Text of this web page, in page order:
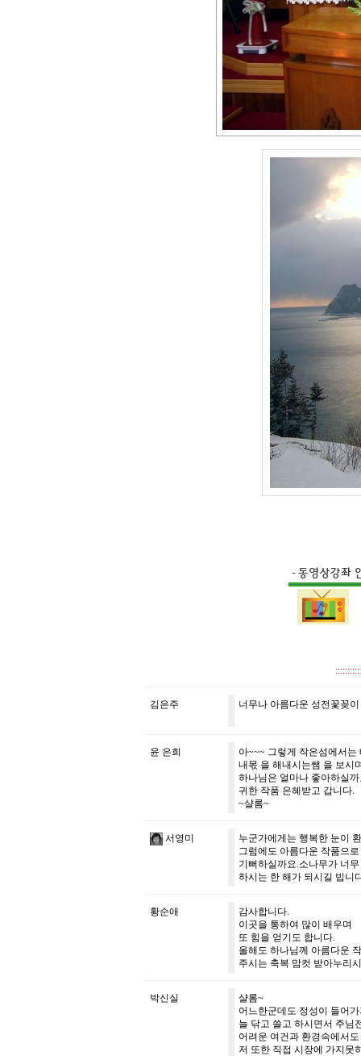
김은주 너무나 아름다운 성전꽃꽂
윤 은희
아~~~ 그렇게 작은섬에서
내몫 을 해내시는쌤 을 보시
하나님은 얼마나 좋아하실까
귀한 작품 은혜받고 갑니다.
~샬롬~
서영미
누군가에게는 행복한 눈이
그럼에도 아름다운 작품으
기뻐하실까요.소나무가 너
하시는 한 해가 되시길 빕니
황순애
감사합니다.
이곳을 통하여 많이 배우며
또 힘을 얻기도 합니다.
올해도 하나님께 아름다운
주시는 축복 맘컷 받아누리
박신실
샬롬~
어느한군데도 정성이 들어
늘 닦고 쓸고 하시면서 주님
어려운 여건과 환경속에서
저 또한 직접 시장에 가지못